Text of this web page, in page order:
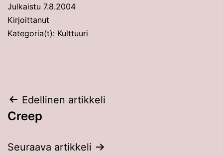
Julkaistu 7.8.2004
Kirjoittanut
Kategoria(t): Kulttuuri
Artikkelien
selaus
Edellinen artikkeli
Creep
Seuraava artikkeli